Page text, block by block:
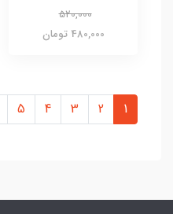
520,000
480,000 تومان
1
2
3
4
5